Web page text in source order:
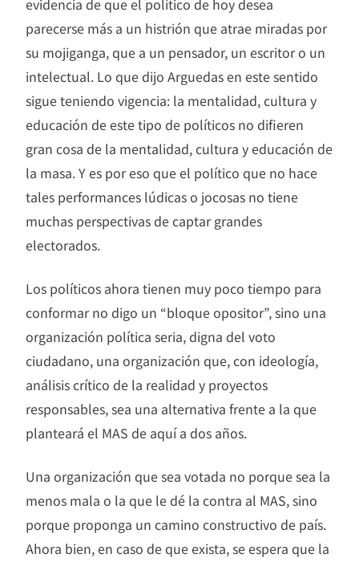
evidencia de que el político de hoy desea
parecerse más a un histrión que atrae miradas por
su mojiganga, que a un pensador, un escritor o un
intelectual. Lo que dijo Arguedas en este sentido
sigue teniendo vigencia: la mentalidad, cultura y
educación de este tipo de políticos no difieren
gran cosa de la mentalidad, cultura y educación de
la masa. Y es por eso que el político que no hace
tales performances lúdicas o jocosas no tiene
muchas perspectivas de captar grandes
electorados.
Los políticos ahora tienen muy poco tiempo para
conformar no digo un “bloque opositor”, sino una
organización política seria, digna del voto
ciudadano, una organización que, con ideología,
análisis crítico de la realidad y proyectos
responsables, sea una alternativa frente a la que
planteará el MAS de aquí a dos años.
Una organización que sea votada no porque sea la
menos mala o la que le dé la contra al MAS, sino
porque proponga un camino constructivo de país.
Ahora bien, en caso de que exista, se espera que la